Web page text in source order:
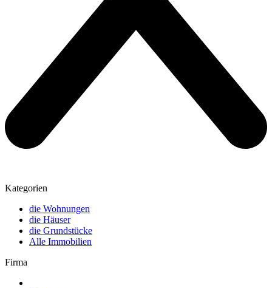
Kategorien
die Wohnungen
die Häuser
die Grundstücke
Alle Immobilien
Firma